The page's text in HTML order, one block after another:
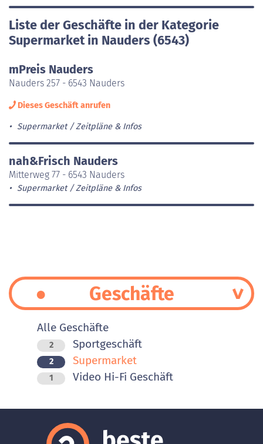
Liste der Geschäfte in der Kategorie
Supermarket in Nauders (6543)
mPreis Nauders
Nauders 257 - 6543 Nauders
Dieses Geschäft anrufen
Supermarket Zeitpläne & Infos
nah&Frisch Nauders
Mitterweg 77 - 6543 Nauders
Supermarket Zeitpläne & Infos
Geschäfte
Alle Geschäfte
2 Sportgeschäft
2 Supermarket
1 Video Hi-Fi Geschäft